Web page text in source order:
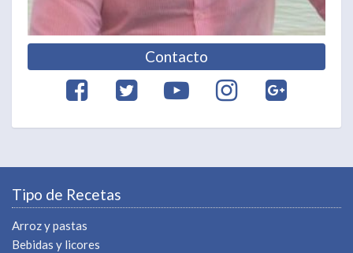
Contacto
Tipo de Recetas
Arroz y pastas
Bebidas y licores